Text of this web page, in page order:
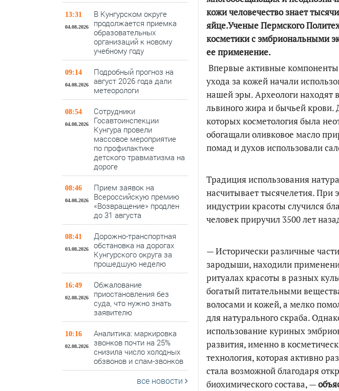
13:31
04.08.2026
В Кунгурском округе
продолжается приемка
образовательных
организаций к новому
учебному году
09:14
04.08.2026
Подробный прогноз на
август 2026 года дали
метеорологи
08:54
04.08.2026
Сотрудники
Госавтоинспекции
Кунгура провели
массовое мероприятие
по профилактике
детского травматизма на
дороге
08:46
04.08.2026
Прием заявок на
Всероссийскую премию
«Возвращение» продлен
до 31 августа
08:41
03.08.2026
Дорожно-транспортная
обстановка на дорогах
Кунгурского округа за
прошедшую неделю
16:49
02.08.2026
Обжалование
приостановления без
суда, что нужно знать
заявителю
10:16
02.08.2026
Аналитика: маркировка
звонков почти на 25%
снизила число холодных
обзвонов и спам-звонков
все новости
кожи человечество знает
яйце.Ученые Пермского
косметики сэмбриональными
ее применение.
Впервые активные
ухода за кожей начали
нашей эры. Археологи находят
львиного жира и бычьей
которых косметология была
обогащали оливковое масло
помад и духов использовали
Традиция использования
насчитывает тысячелетия.
индустрии красоты случился
человек приручил 3500 лет
— Исторически различные
зародыши, находили
ритуалах красоты в разных
богатый питательными
волосами и кожей, а мелко
для натурального скраба.
использование куриных
развития, именно в
технология, которая активно
стала возможной благодаря
биохимического состава, —